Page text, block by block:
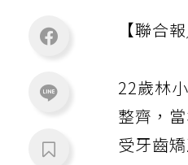
【聯合
22歲林
整齊，
受牙齒